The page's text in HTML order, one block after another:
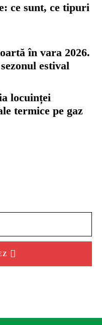
ce sunt, ce tipuri
în vara 2026.
estival
locuinței
termice pe gaz